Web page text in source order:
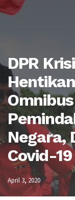
DPR
Negara,
Covid-19
April 3, 2020